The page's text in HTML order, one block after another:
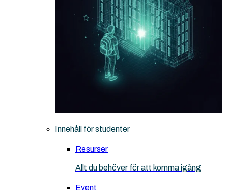
Innehåll för studenter
Resurser
Allt du behöver för att komma igång
Event